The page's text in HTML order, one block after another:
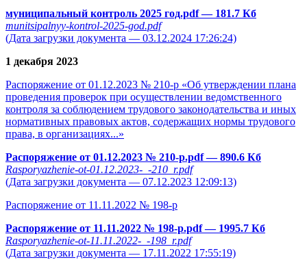
муниципальный контроль 2025 год.pdf— 181.7 Кб
munitsipalnyy-kontrol-2025-god.pdf
(Дата загрузки документа — 03.12.2024 17:26:24)
1 декабря 2023
Распоряжение от 01.12.2023 № 210-р «Об утверждении плана
проведения проверок при осуществлении ведомственного
контроля за соблюдением трудового законодательства и иных
нормативных правовых актов, содержащих нормы трудового
права, в организациях...»
Распоряжение от 01.12.2023 № 210-р.pdf— 890.6 Кб
Rasporyazhenie-ot-01.12.2023-_-210_r.pdf
(Дата загрузки документа — 07.12.2023 12:09:13)
Распоряжение от 11.11.2022 № 198-р
Распоряжение от 11.11.2022 № 198-р.pdf— 1995.7 Кб
Rasporyazhenie-ot-11.11.2022-_-198_r.pdf
(Дата загрузки документа — 17.11.2022 17:55:19)